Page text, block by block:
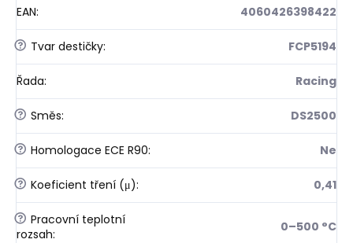
EAN: 4060426398422
? Tvar destičky: FCP5194
Řada: Racing
? Směs: DS2500
? Homologace ECE R90: Ne
? Koeficient tření (μ): 0,41
? Pracovní teplotní
rozsah: 0–500 °C